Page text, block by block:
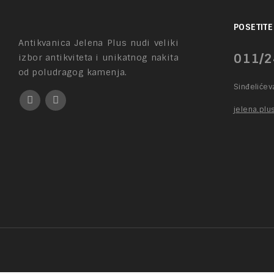
Antikvanica Jelena Plus nudi veliki
izbor antikviteta i unikatnog nakita
od poludragog kamenja.
011/